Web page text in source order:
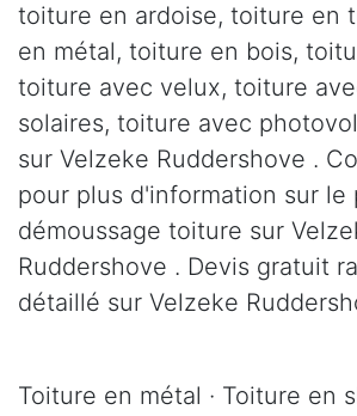
toiture en ardoise, toiture en
en métal, toiture en bois,
toiture avec velux, toiture
solaires, toiture avec
sur Velzeke Ruddershove .
pour plus d'information sur le
démoussage toiture sur
Ruddershove . Devis gratuit
détaillé sur Velzeke
Toiture en métal · Toiture en